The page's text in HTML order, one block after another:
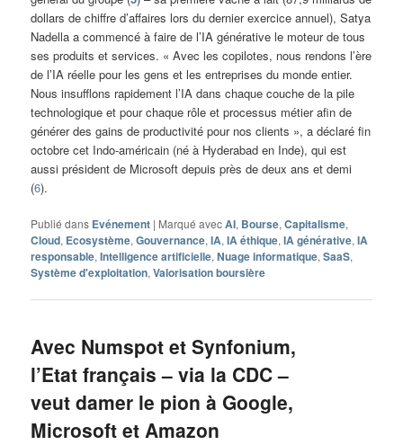
dollars de chiffre d’affaires lors du dernier exercice annuel), Satya
Nadella a commencé à faire de l’IA générative le moteur de tous
ses produits et services. « Avec les copilotes, nous rendons l’ère
de l’IA réelle pour les gens et les entreprises du monde entier.
Nous insufflons rapidement l’IA dans chaque couche de la pile
technologique et pour chaque rôle et processus métier afin de
générer des gains de productivité pour nos clients », a déclaré fin
octobre cet Indo-américain (né à Hyderabad en Inde), qui est
aussi président de Microsoft depuis près de deux ans et demi
(6).
Publié dans Evénement | Marqué avecAI, Bourse,Capitalisme,
Cloud, Ecosystème,Gouvernance,IA,IA éthique,IA générative,IA
responsable,Intelligence artificielle,Nuage informatique,SaaS,
Système d'exploitation,Valorisation boursière
Avec Numspot et Synfonium,
l’Etat français – via la CDC –
veut damer le pion à Google,
Microsoft et Amazon